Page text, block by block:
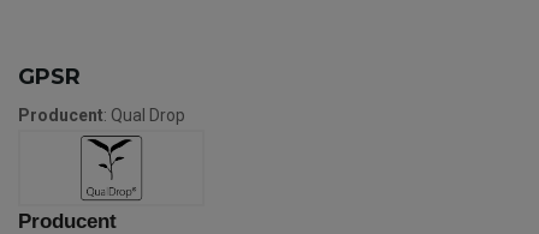
GPSR
Producent: Qual Drop
Producent